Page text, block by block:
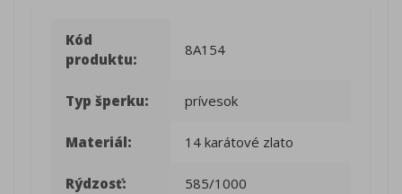
Kód
produktu:
8A154
Typ šperku: prívesok
Materiál: 14 karátové zlato
Rýdzosť: 585/1000